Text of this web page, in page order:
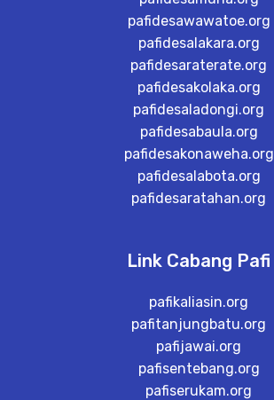
pafidesawawatoe.org
pafidesalakara.org
pafidesaraterate.org
pafidesakolaka.org
pafidesaladongi.org
pafidesabaula.org
pafidesakonaweha.org
pafidesalabota.org
pafidesaratahan.org
Link Cabang Pafi
pafikaliasin.org
pafitanjungbatu.org
pafijawai.org
pafisentebang.org
pafiserukam.org